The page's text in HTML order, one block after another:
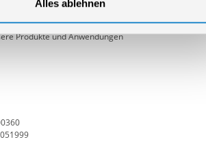
Alles ablehnen
Produkte und Anwendungen